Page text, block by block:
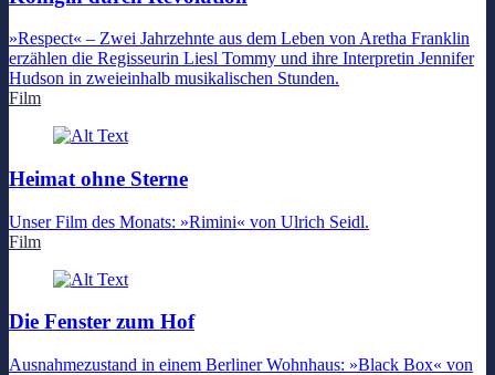
»Respect« – Zwei Jahrzehnte aus dem Leben von Aretha Franklin
erzählen die Regisseurin Liesl Tommy und ihre Interpretin Jennifer
Hudson in zweieinhalb musikalischen Stunden.
Film
Heimat ohne Sterne
Unser Film des Monats: »Rimini« von Ulrich Seidl.
Film
Die Fenster zum Hof
Ausnahmezustand in einem Berliner Wohnhaus: »Black Box« von